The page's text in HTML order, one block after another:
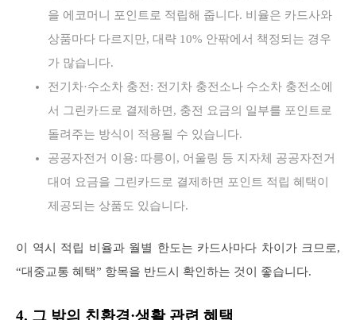
을 에코머니 포인트로 적립해 줍니다. 비율은 카드사와
상품마다 다르지만, 대략 10% 안팎에서 책정되는 경우
가 많습니다.
전기차·수소차 충전: 전기차 충전소나 수소차 충전소에
서 그린카드로 결제하면, 충전 요금의 일부를 포인트로
돌려주는 방식이 적용될 수 있습니다.
공공자전거 이용: 따릉이, 어울링 등 지자체 공공자전거
대여 요금을 그린카드로 결제하면 포인트 적립 혜택이
제공되는 상품도 있습니다.
이 역시 적립 비율과 월별 한도는 카드사마다 차이가 크므로,
“대중교통 혜택” 항목을 반드시 확인하는 것이 좋습니다.
4. 그 밖의 친환경·생활 관련 혜택